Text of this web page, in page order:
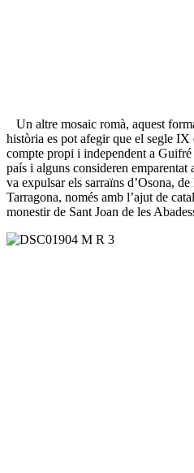
Un altre mosaic romà, aquest
història es pot afegir que el segle IX
compte propi i independent a
país i alguns consideren
va expulsar els sarraïns d’Osona,
Tarragona, només amb l’ajut de
monestir de Sant Joan de les